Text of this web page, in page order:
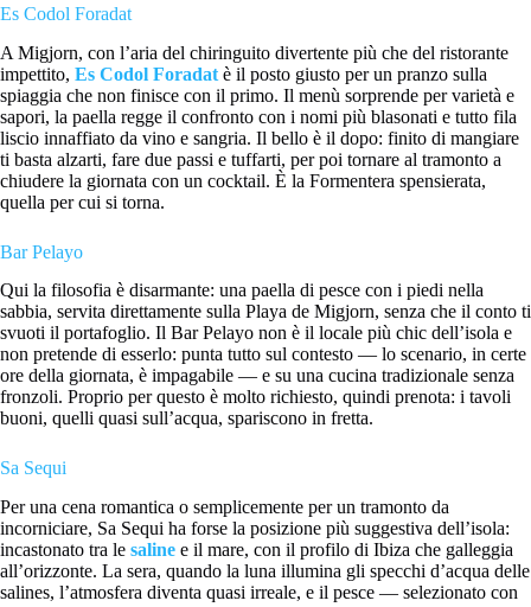
Es Codol Foradat
A Migjorn, con l’aria del chiringuito divertente più che del ristorante
impettito, Es Codol Foradat è il posto giusto per un pranzo sulla
spiaggia che non finisce con il primo. Il menù sorprende per varietà e
sapori, la paella regge il confronto con i nomi più blasonati e tutto fila
liscio innaffiato da vino e sangria. Il bello è il dopo: finito di mangiare
ti basta alzarti, fare due passi e tuffarti, per poi tornare al tramonto a
chiudere la giornata con un cocktail. È la Formentera spensierata,
quella per cui si torna.
Bar Pelayo
Qui la filosofia è disarmante: una paella di pesce con i piedi nella
sabbia, servita direttamente sulla Playa de Migjorn, senza che il conto ti
svuoti il portafoglio. Il Bar Pelayo non è il locale più chic dell’isola e
non pretende di esserlo: punta tutto sul contesto — lo scenario, in certe
ore della giornata, è impagabile — e su una cucina tradizionale senza
fronzoli. Proprio per questo è molto richiesto, quindi prenota: i tavoli
buoni, quelli quasi sull’acqua, spariscono in fretta.
Sa Sequi
Per una cena romantica o semplicemente per un tramonto da
incorniciare, Sa Sequi ha forse la posizione più suggestiva dell’isola:
incastonato tra le saline e il mare, con il profilo di Ibiza che galleggia
all’orizzonte. La sera, quando la luna illumina gli specchi d’acqua delle
salines, l’atmosfera diventa quasi irreale, e il pesce — selezionato con